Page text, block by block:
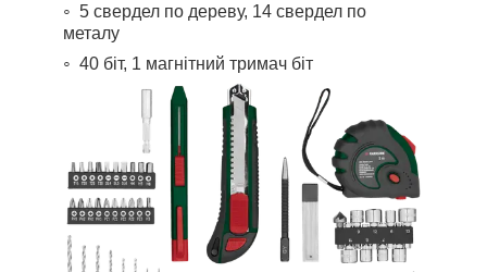
5 свердел по дереву, 14 свердел по
металу
40 біт, 1 магнітний тримач біт